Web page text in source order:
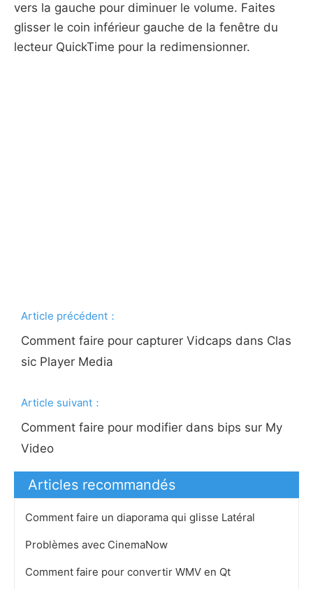
vers la gauche pour diminuer le volume. Faites
glisser le coin inférieur gauche de la fenêtre du
lecteur QuickTime pour la redimensionner.
Article précédent：
Comment faire pour capturer Vidcaps dans Clas
sic Player Media
Article suivant：
Comment faire pour modifier dans bips sur My
Video
Articles recommandés
Comment faire un diaporama qui glisse Latéral
Problèmes avec CinemaNow
Comment faire pour convertir WMV en Qt